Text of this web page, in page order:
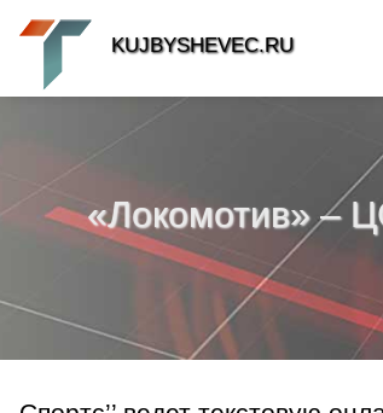
«Локомотив» –
KUJBYSHEVEC.RU